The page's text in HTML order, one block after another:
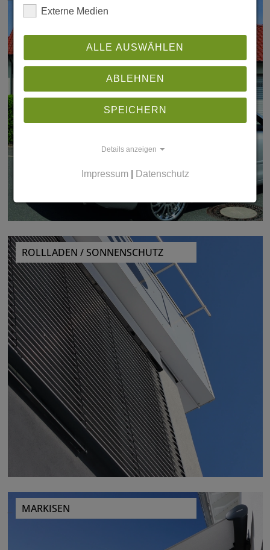
ROLLLADEN / SONNENSCHUTZ
MARKISEN
Externe Medien
ALLE AUSWÄHLEN
ABLEHNEN
SPEICHERN
Details anzeigen
Impressum| Datenschutz